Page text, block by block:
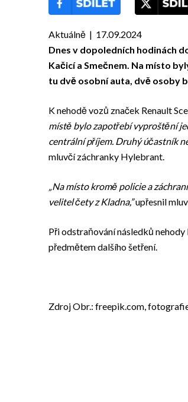
Aktuálně | 17.09.2024
Dnes v dopoledních hodinách
Kačicí a Smečnem. Na místo
tu dvě osobní auta, dvě osoby
K nehodě vozů značek Renault
místě bylo zapotřebí vyproštění
centrální příjem. Druhý účastník
mluvčí záchranky Hylebrant.
„Na místo kromě policie a
velitel čety z Kladna,”upřesnil
Při odstraňování následků
předmětem dalšího šetření.
Zdroj Obr.: freepik.com,